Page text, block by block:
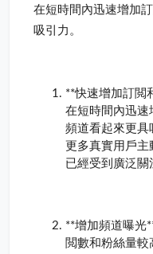
在短時間內迅速增加
吸引力。
**快速增加訂閲
在短時間內迅速
頻道看起來更具
更多真實用戶
已經受到廣泛關
**增加頻道曝光
閲數和粉絲量較